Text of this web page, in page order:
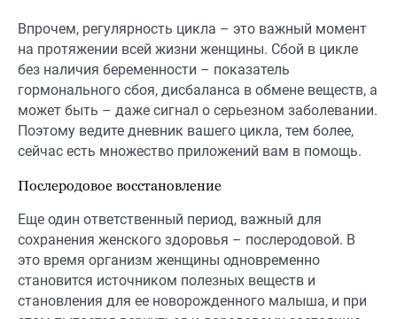
Впрочем, регулярность цикла – это важный момент
на протяжении всей жизни женщины. Сбой в цикле
без наличия беременности – показатель
гормонального сбоя, дисбаланса в обмене веществ, а
может быть – даже сигнал о серьезном заболевании.
Поэтому ведите дневник вашего цикла, тем более,
сейчас есть множество приложений вам в помощь.
Послеродовое восстановление
Еще один ответственный период, важный для
сохранения женского здоровья – послеродовой. В
это время организм женщины одновременно
становится источником полезных веществ и
становления для ее новорожденного малыша, и при